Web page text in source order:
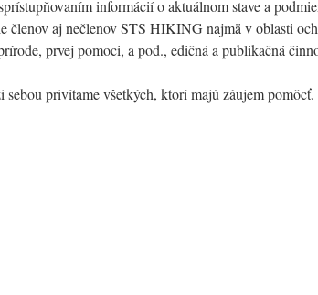
informácií o aktuálnom stave a
členov aj nečlenov STS HIKING najmä v oblasti
prvej pomoci, a pod., edičná a publikačná
sebou privítame všetkých, ktorí majú záujem pomôcť.